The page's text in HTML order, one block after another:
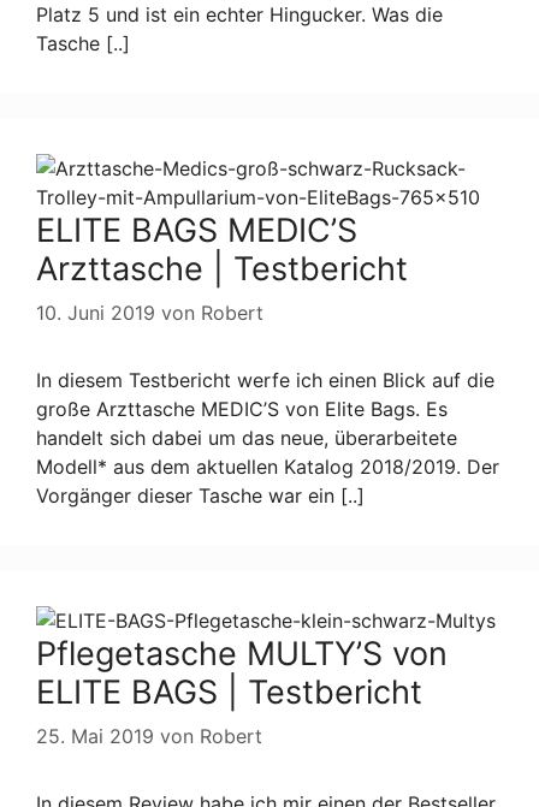
Platz 5 und ist ein echter Hingucker. Was die
Tasche [..]
ELITE BAGS MEDIC’S
Arzttasche | Testbericht
10. Juni 2019 von Robert
In diesem Testbericht werfe ich einen Blick auf die
große Arzttasche MEDIC’S von Elite Bags. Es
handelt sich dabei um das neue, überarbeitete
Modell* aus dem aktuellen Katalog 2018/2019. Der
Vorgänger dieser Tasche war ein [..]
Pflegetasche MULTY’S von
ELITE BAGS | Testbericht
25. Mai 2019 von Robert